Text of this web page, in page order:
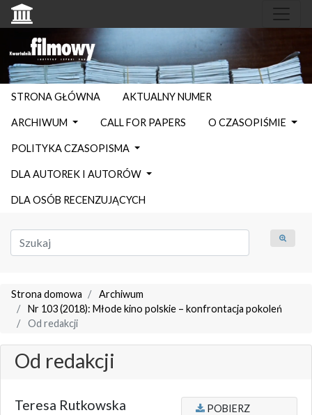
STRONA GŁÓWNA AKTUALNY NUMER
ARCHIWUM CALL FOR PAPERS O CZASOPIŚMIE
POLITYKA CZASOPISMA
DLA AUTOREK I AUTORÓW
DLA OSÓB RECENZUJĄCYCH
Strona domowa
Archiwum
Nr 103 (2018): Młode kino polskie – konfrontacja pokoleń
Od redakcji
Od redakcji
Teresa Rutkowska POBIERZ